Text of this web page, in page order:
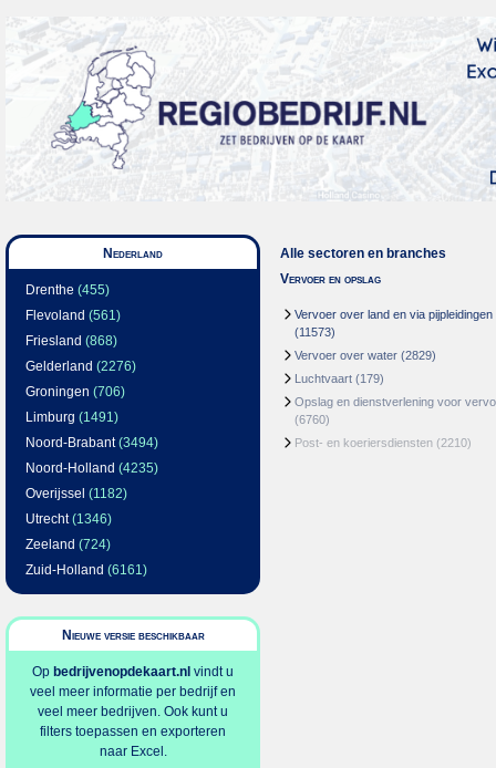
Nederland
Drenthe (455)
Flevoland (561)
Friesland (868)
Gelderland (2276)
Groningen (706)
Limburg (1491)
Noord-Brabant(3494)
Noord-Holland (4235)
Overijssel (1182)
Utrecht(1346)
Zeeland (724)
Zuid-Holland (6161)
Nieuwe versie beschikbaar
Op bedrijvenopdekaart.nl vindt u
veel meer informatie per bedrijf en
veel meer bedrijven. Ook kunt u
filters toepassen en exporteren
naar Excel.
Alle sectoren en branches
Vervoer en opslag
Vervoer over land en via pijpleidingen
(11573)
Vervoer over water (2829)
Luchtvaart (179)
Opslag en dienstverlening voor
(6760)
Post- en koeriersdiensten (2210)